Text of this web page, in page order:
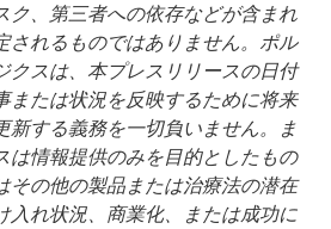
ク、第三者への依存などが含まれ
されるものではありません。ポル
クスは、本プレスリリースの日付
または状況を反映するために将来
新する義務を一切負いません。ま
は情報提供のみを目的としたもの
その他の製品または治療法の潜在
入れ状況、商業化、または成功に